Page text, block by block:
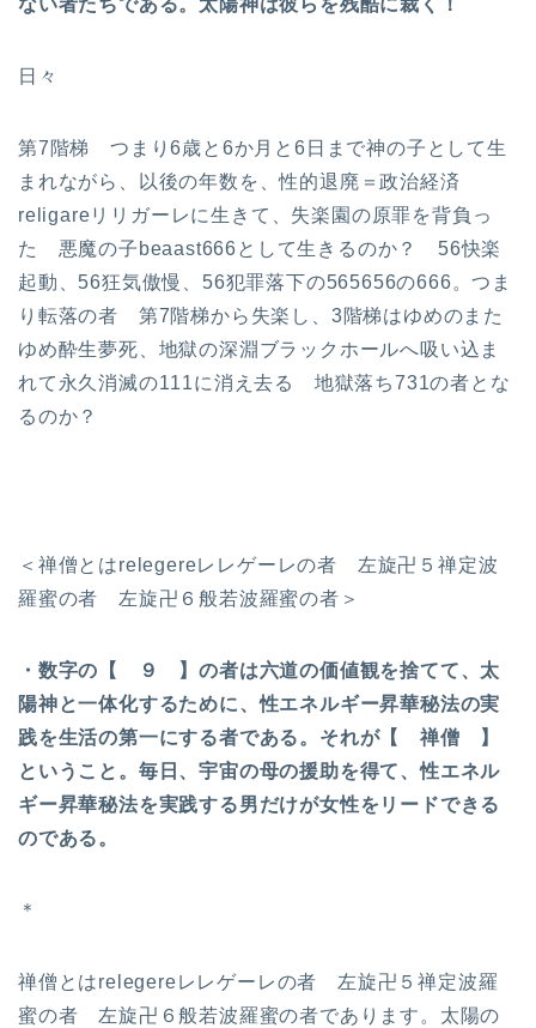
ない者たちである。太陽神は彼らを残酷に裁く！
日々
第7階梯 つまり6歳と6か月と6日まで神の子として生
まれながら、以後の年数を、性的退廃＝政治経済
religareリリガーレに生きて、失楽園の原罪を背負っ
た 悪魔の子beaast666として生きるのか？ 56快楽
起動、56狂気傲慢、56犯罪落下の565656の666。つま
り転落の者 第7階梯から失楽し、3階梯はゆめのまた
ゆめ酔生夢死、地獄の深淵ブラックホールへ吸い込ま
れて永久消滅の111に消え去る 地獄落ち731の者とな
るのか？
＜禅僧とはrelegereレレゲーレの者 左旋卍５禅定波
羅蜜の者 左旋卍６般若波羅蜜の者＞
・数字の【 ９ 】の者は六道の価値観を捨てて、太
陽神と一体化するために、性エネルギー昇華秘法の実
践を生活の第一にする者である。それが【 禅僧 】
ということ。毎日、宇宙の母の援助を得て、性エネル
ギー昇華秘法を実践する男だけが女性をリードできる
のである。
＊
禅僧とはrelegereレレゲーレの者 左旋卍５禅定波羅
蜜の者 左旋卍６般若波羅蜜の者であります。太陽の